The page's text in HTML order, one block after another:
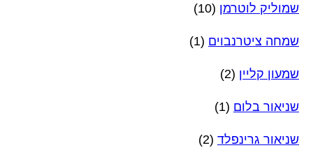
שמוליק לוטרמן (10)
שמחה ציטרנבוים (1)
שמעון קליין (2)
שניאור בלום (1)
שניאור גרינפלד (2)